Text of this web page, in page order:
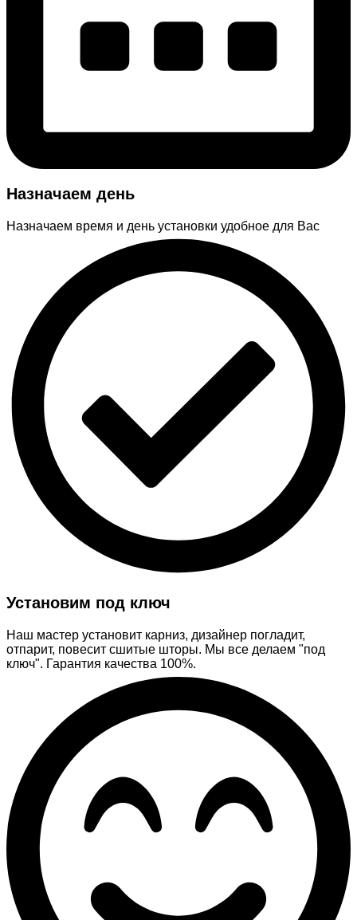
Назначаем день
Назначаем время и день установки удобное для Вас
Установим под ключ
Наш мастер установит карниз, дизайнер погладит,
отпарит, повесит сшитые шторы. Мы все делаем "под
ключ". Гарантия качества 100%.